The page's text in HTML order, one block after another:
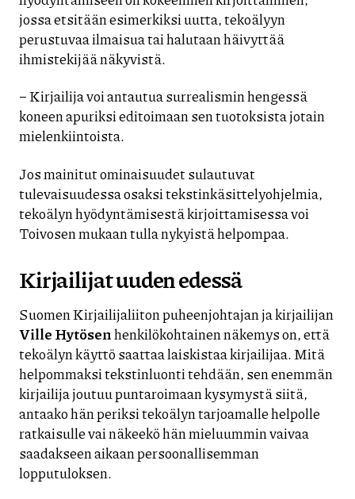
jossa etsitään esimerkiksi uutta, tekoälyyn
perustuvaa ilmaisua tai halutaan häivyttää
ihmistekijää näkyvistä.
– Kirjailija voi antautua surrealismin hengessä
koneen apuriksi editoimaan sen tuotoksista jotain
mielenkiintoista.
Jos mainitut ominaisuudet sulautuvat
tulevaisuudessa osaksi tekstinkäsittelyohjelmia,
tekoälyn hyödyntämisestä kirjoittamisessa voi
Toivosen mukaan tulla nykyistä helpompaa.
Kirjailijat uuden edessä
Suomen Kirjailijaliiton puheenjohtajan ja kirjailijan
Ville Hytösenhenkilökohtainen näkemys on, että
tekoälyn käyttö saattaa laiskistaa kirjailijaa. Mitä
helpommaksi tekstinluonti tehdään, sen enemmän
kirjailija joutuu puntaroimaan kysymystä siitä,
antaako hän periksi tekoälyn tarjoamalle helpolle
ratkaisulle vai näkeekö hän mieluummin vaivaa
saadakseen aikaan persoonallisemman
lopputuloksen.